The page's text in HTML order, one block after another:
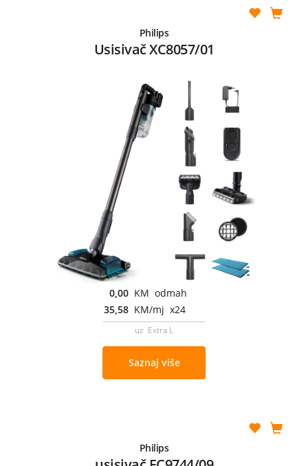
Philips
Usisivač XC8057/01
0,00 KM odmah
35,58 KM/mj x24
uz Extra L
Saznaj više
Philips